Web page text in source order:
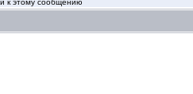
к этому сообщению